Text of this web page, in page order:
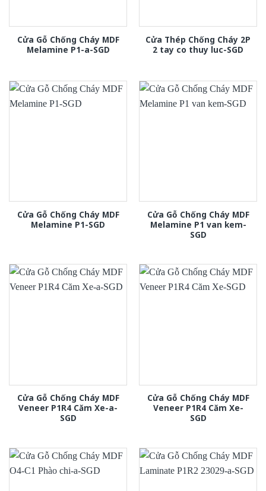
Cửa Gỗ Chống Cháy MDF
Melamine P1-a-SGD
Cửa Thép Chống Cháy 2P
2 tay co thuy luc-SGD
Cửa Gỗ Chống Cháy MDF
Melamine P1-SGD
Cửa Gỗ Chống Cháy MDF
Melamine P1 van kem-
SGD
Cửa Gỗ Chống Cháy MDF
Veneer P1R4 Căm Xe-a-
SGD
Cửa Gỗ Chống Cháy MDF
Veneer P1R4 Căm Xe-
SGD